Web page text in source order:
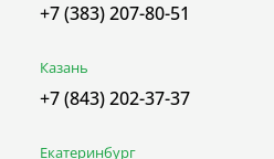
+7 (383) 207-80-51
Казань
+7 (843) 202-37-37
Екатеринбург